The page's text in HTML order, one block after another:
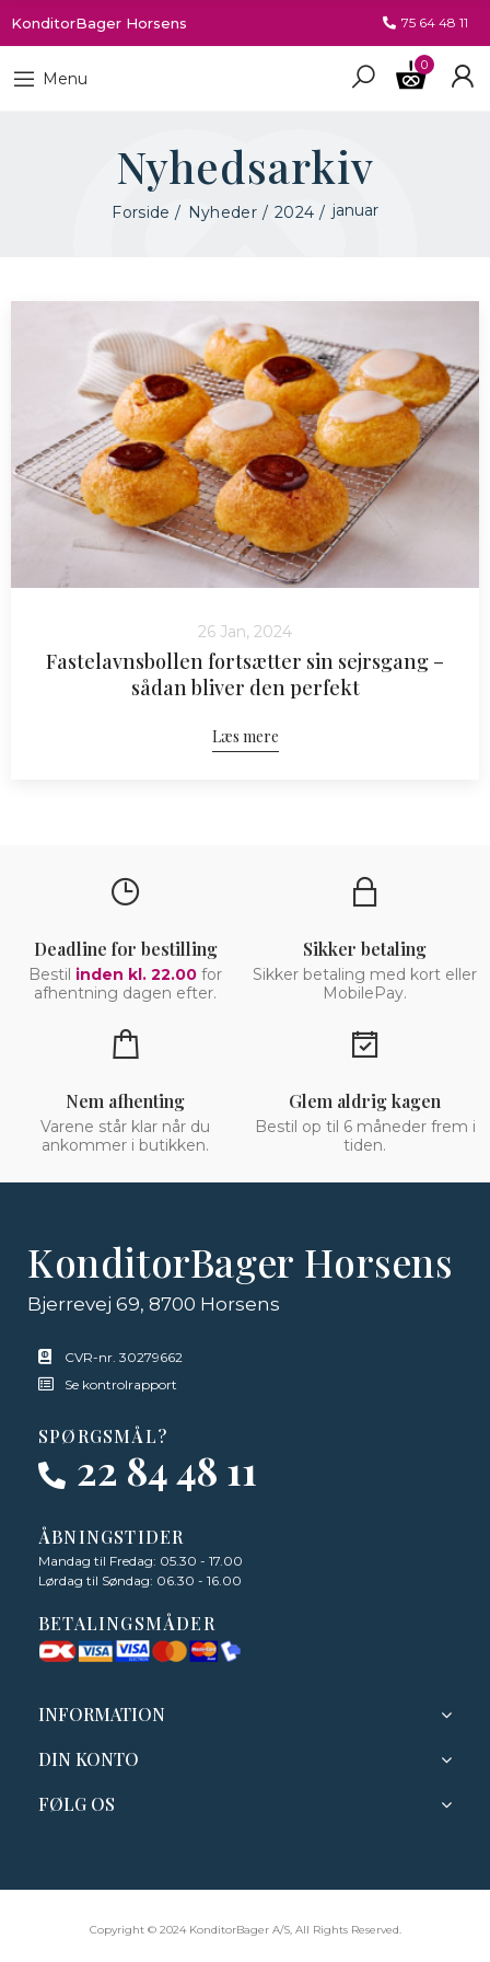
KonditorBager Horsens 75 64 48 11
Menu
0
Nyhedsarkiv
Forside Nyheder 2024 januar
26 Jan, 2024
Fastelavnsbollen fortsætter sin sejrsgang –
sådan bliver den perfekt
Læs mere
Deadline for bestilling
Bestil inden kl. 22.00 for
afhentning dagen efter.
Sikker betaling
Sikker betaling med kort eller
MobilePay.
Nem afhenting
Varene står klar når du
ankommer i butikken.
Glem aldrig kagen
Bestil op til 6 måneder frem i
tiden.
KonditorBager Horsens
Bjerrevej 69, 8700 Horsens
CVR-nr. 30279662
Se kontrolrapport
SPØRGSMÅL?
22 84 48 11
ÅBNINGSTIDER
Mandag til Fredag: 05.30 - 17.00
Lørdag til Søndag: 06.30 - 16.00
BETALINGSMÅDER
INFORMATION
DIN KONTO
FØLG OS
Copyright © 2024 KonditorBager A/S, All Rights Reserved.